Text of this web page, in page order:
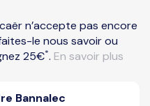
n’accepte pas encore
le nous savoir ou
25€*. En savoir plus
Bannalec